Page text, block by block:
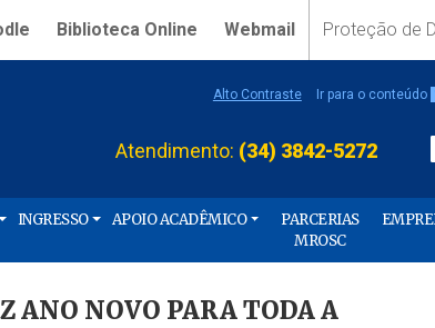
Biblioteca Online Webmail Proteção de
Alto Contraste Ir para o conteúdo
Atendimento: (34) 3842-5272
INGRESSO APOIO ACADÊMICO
PARCERIAS
MROSC
ANO NOVO PARA TODA A